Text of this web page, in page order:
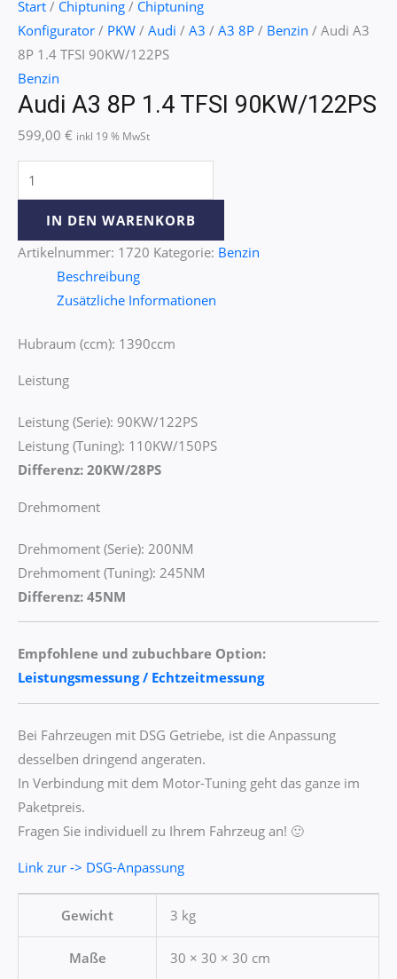
Start / Chiptuning / Chiptuning
Konfigurator / PKW / Audi / A3 / A3 8P / Benzin / Audi A3
8P 1.4 TFSI 90KW/122PS
Benzin
Audi A3 8P 1.4 TFSI 90KW/122PS
599,00 € inkl 19 % MwSt
IN DEN WARENKORB
Artikelnummer: 1720 Kategorie: Benzin
Beschreibung
Zusätzliche Informationen
Hubraum (ccm): 1390ccm
Leistung
Leistung (Serie): 90KW/122PS
Leistung (Tuning): 110KW/150PS
Differenz: 20KW/28PS
Drehmoment
Drehmoment (Serie): 200NM
Drehmoment (Tuning): 245NM
Differenz: 45NM
Empfohlene und zubuchbare Option:
Leistungsmessung / Echtzeitmessung
Bei Fahrzeugen mit DSG Getriebe, ist die Anpassung
desselben dringend angeraten.
In Verbindung mit dem Motor-Tuning geht das ganze im
Paketpreis.
Fragen Sie individuell zu Ihrem Fahrzeug an! 🙂
Link zur -> DSG-Anpassung
Gewicht 3 kg
Maße 30 × 30 × 30 cm